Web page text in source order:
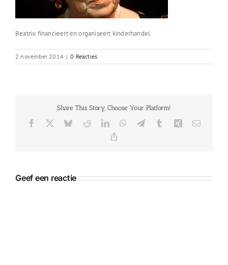
Beatrix financieert en organiseert kinderhandel
2 november 2014 | 0 Reacties
Share This Story, Choose Your Platform!
Facebook BlueskyRedditLinkedInWhatsApp
TelegramTumblr Xing E-
Geef een reactie